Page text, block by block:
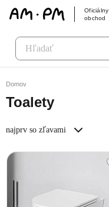
Oficiálny
obchod
Domov
Toalety
najprv so zľavami